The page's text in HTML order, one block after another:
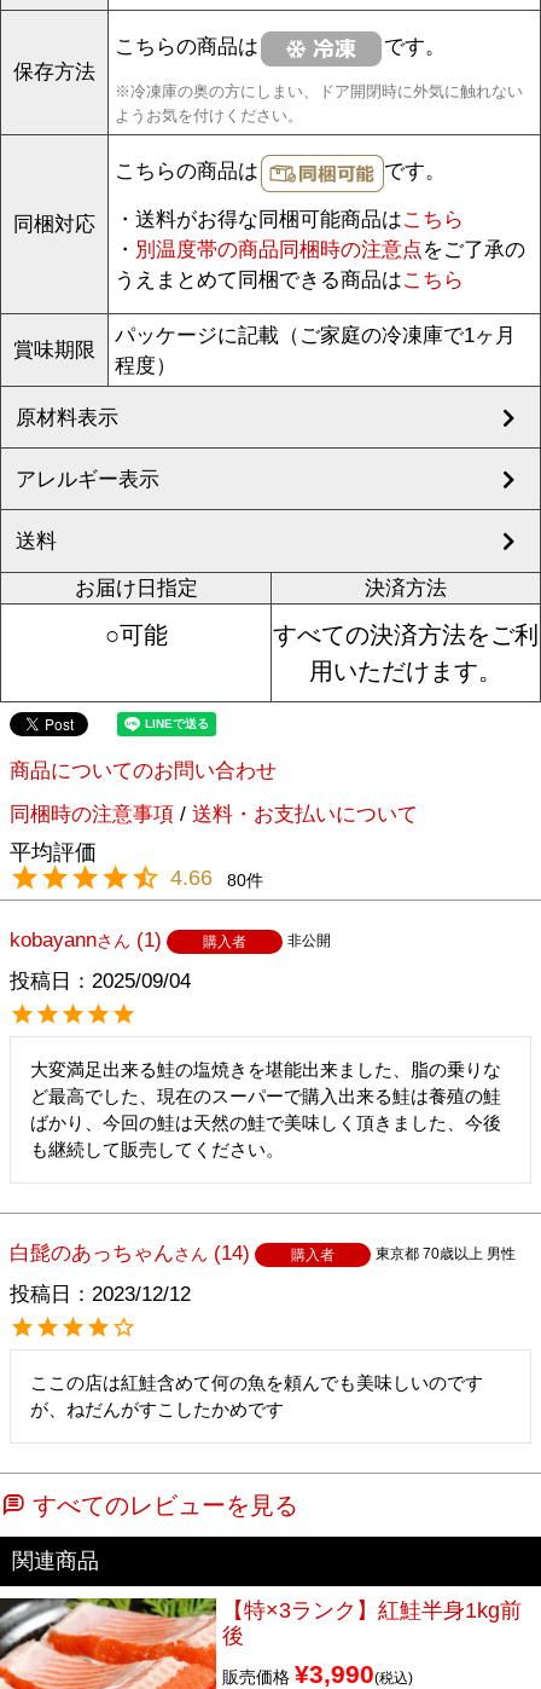
保存方法
こちらの商品は です。
※冷凍庫の奥の方にしまい、ドア開閉時に外気に触れない
ようお気を付けください。
同梱対応
こちらの商品は です。
・送料がお得な同梱可能商品はこちら
・ 別温度帯の商品同梱時の注意点をご了承の
うえまとめて同梱できる商品はこちら
賞味期限
パッケージに記載（ご家庭の冷凍庫で1ヶ月
程度）
原材料表示
アレルギー表示
送料
お届け日指定
○可能
決済方法
すべての決済方法をご利
用いただけます。
商品についてのお問い合わせ
同梱時の注意事項 / 送料・お支払いについて
4.66 80
kobayann 1 購入者 非公開
投稿日 2025/09/04
大変満足出来る鮭の塩焼きを堪能出来ました、脂の乗りな
ど最高でした、現在のスーパーで購入出来る鮭は養殖の鮭
ばかり、今回の鮭は天然の鮭で美味しく頂きました、今後
も継続して販売してください。
白髭のあっちゃん 14 購入者 東京都 70歳以上 男性
投稿日 2023/12/12
ここの店は紅鮭含めて何の魚を頼んでも美味しいのです
すべてのレビューを見る
【特×3ランク】紅鮭半身1kg前
後
販売価格 ¥3,990 税込